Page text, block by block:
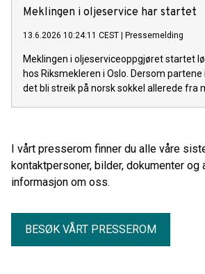
Meklingen i oljeservice har startet
13.6.2026 10:24:11 CEST | Pressemelding
Meklingen i oljeserviceoppgjøret startet
hos Riksmekleren i Oslo. Dersom partene
det bli streik på norsk sokkel allerede fra
I vårt presserom finner du alle våre
kontaktpersoner, bilder, dokumenter og
informasjon om oss.
BESØK VÅRT PRESSEROM